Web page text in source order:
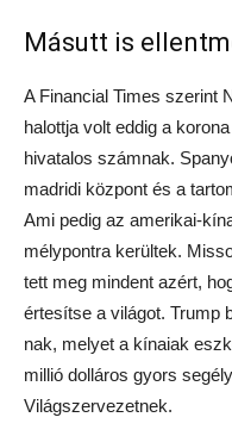
Másutt is
A Financial Times szerint
halottja volt eddig a
hivatalos számnak.
madridi központ és a
Ami pedig az amerikai-
mélypontra kerültek.
tett meg mindent azért,
értesítse a világot. Trump
nak, melyet a kínaiak
millió dolláros gyors
Világszervezetnek.